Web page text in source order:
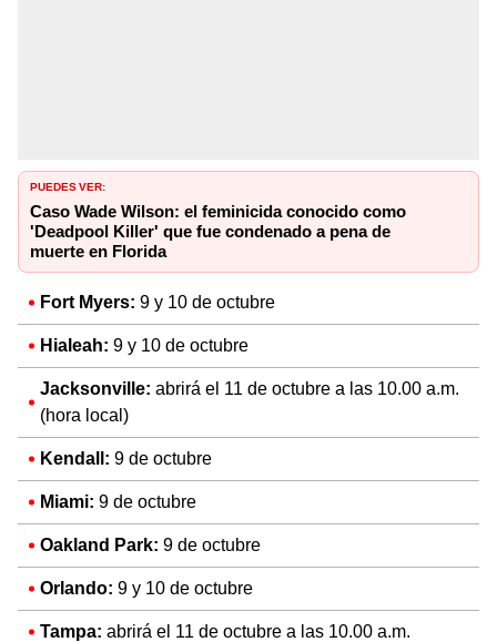
PUEDES VER:
Caso Wade Wilson: el feminicida conocido como
'Deadpool Killer' que fue condenado a pena de
muerte en Florida
Fort Myers: 9 y 10 de octubre
Hialeah: 9 y 10 de octubre
Jacksonville: abrirá el 11 de octubre a las 10.00 a.m.
(hora local)
Kendall: 9 de octubre
Miami: 9 de octubre
Oakland Park: 9 de octubre
Orlando: 9 y 10 de octubre
Tampa: abrirá el 11 de octubre a las 10.00 a.m.